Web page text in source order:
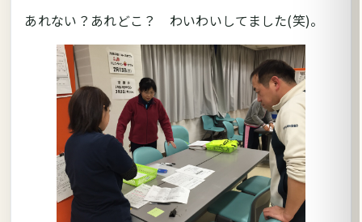
あれない？あれどこ？ わいわいしてました(笑)。